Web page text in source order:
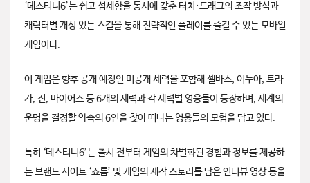
‘데스티니6’는 쉽고 섬세함을 동시에 갖춘 터치·드래그의 조작 방식과
캐릭터별 개성 있는 스킬을 통해 전략적인 플레이를 즐길 수 있는 모바일
게임이다.
이 게임은 향후 공개 예정인 미공개 세력을 포함해 셀바스, 이누아, 트라
가, 진, 마이어스 등 6개의 세력과 각 세력별 영웅들이 등장하며, 세계의
운명을 결정할 약속의 6인을 찾아 떠나는 영웅들의 모험을 담고 있다.
특히 ‘데스티니6’는 출시 전부터 게임의 차별화된 경험과 정보를 제공하
는 브랜드 사이트 ‘쇼룸’ 및 게임의 제작 스토리를 담은 인터뷰 영상 등을